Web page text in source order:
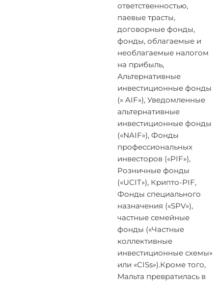
ответственностью,
паевые трасты,
договорные фонды,
фонды, облагаемые и
необлагаемые налогом
на прибыль,
Альтернативные
инвестиционные фонды
(» AIF»), Уведомленные
альтернативные
инвестиционные фонды
(«NAIF»), Фонды
профессиональных
инвесторов («PIF»),
Розничные фонды
(«UCIT»), Крипто-PIF,
Фонды специального
назначения («SPV»),
частные семейные
фонды («Частные
коллективные
инвестиционные схемы»
или «CISs»).Кроме того,
Мальта превратилась в